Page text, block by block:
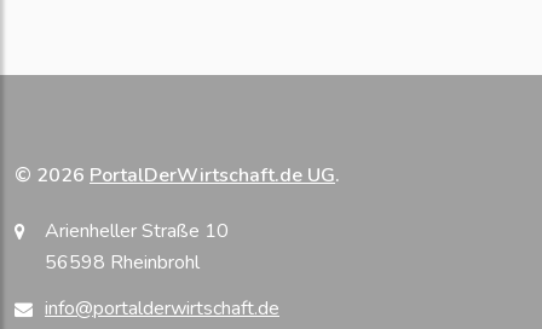
© 2026 PortalDerWirtschaft.de UG.
Arienheller Straße 10
56598 Rheinbrohl
info@portalderwirtschaft.de